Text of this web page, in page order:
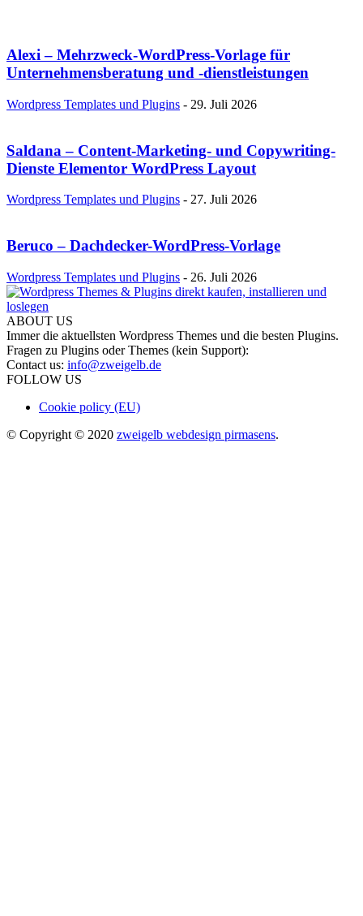
Alexi – Mehrzweck-WordPress-Vorlage für
Unternehmensberatung und -dienstleistungen
Wordpress Templates und Plugins - 29. Juli 2026
Saldana – Content-Marketing- und Copywriting-
Dienste Elementor WordPress Layout
Wordpress Templates und Plugins - 27. Juli 2026
Beruco – Dachdecker-WordPress-Vorlage
Wordpress Templates und Plugins - 26. Juli 2026
ABOUT US
Immer die aktuellsten Wordpress Themes und die besten Plugins.
Fragen zu Plugins oder Themes (kein Support):
Contact us: info@zweigelb.de
FOLLOW US
Cookie policy (EU)
© Copyright © 2020 zweigelb webdesign pirmasens.